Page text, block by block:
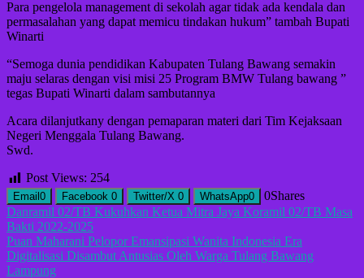
Para pengelola management di sekolah agar tidak ada kendala dan
permasalahan yang dapat memicu tindakan hukum” tambah Bupati
Winarti
“Semoga dunia pendidikan Kabupaten Tulang Bawang semakin
maju selaras dengan visi misi 25 Program BMW Tulang bawang ”
tegas Bupati Winarti dalam sambutannya
Acara dilanjutkany dengan pemaparan materi dari Tim Kejaksaan
Negeri Menggala Tulang Bawang.
Swd.
Post Views: 254
Email0 Facebook 0 Twitter/X 0 WhatsApp0 0Shares
Navigasi
pos
Danramil 02/TB Kukuhkan Ketua Mitra Jaya Koramil 02/TB Masa
Bakti 2022-2025
Puan Maharani Pelopor Emansipasi Wanita Indonesia Era
Digitalisasi Disambut Antusias Oleh Warga Tulang Bawang
Lampung